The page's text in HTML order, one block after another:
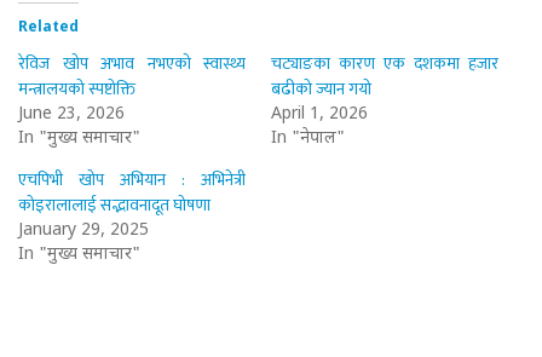
Related
रेविज खोप अभाव नभएको स्वास्थ्य
मन्त्रालयको स्पष्टोक्ति
June 23, 2026
In "मुख्य समाचार"
चट्याङका कारण एक दशकमा हजार
बढीको ज्यान गयो
April 1, 2026
In "नेपाल"
एचपिभी खोप अभियान : अभिनेत्री
कोइरालालाई सद्भावनादूत घोषणा
January 29, 2025
In "मुख्य समाचार"